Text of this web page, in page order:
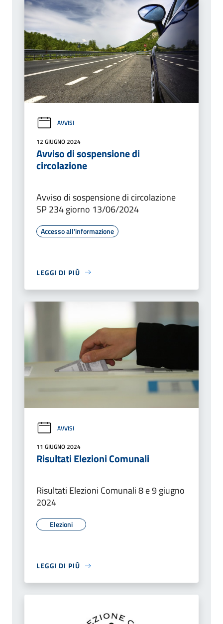
AVVISI
12 GIUGNO 2024
Avviso di sospensione di
circolazione
Avviso di sospensione di circolazione
SP 234 giorno 13/06/2024
Accesso all'informazione
LEGGI DI PIÙ
AVVISI
11 GIUGNO 2024
Risultati Elezioni Comunali
Risultati Elezioni Comunali 8 e 9 giugno
2024
Elezioni
LEGGI DI PIÙ